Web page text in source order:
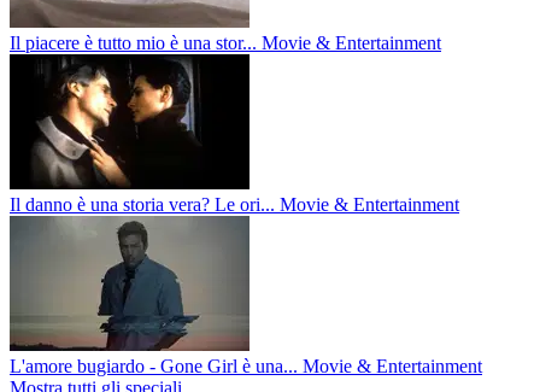
Il piacere è tutto mio è una stor... Movie & Entertainment
Il danno è una storia vera? Le ori... Movie & Entertainment
L'amore bugiardo - Gone Girl è una... Movie & Entertainment
Mostra tutti gli speciali